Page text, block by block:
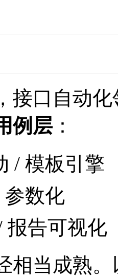
接口自动
例层 ：
/ 模板引擎
参数化
报告可视化
相当成熟